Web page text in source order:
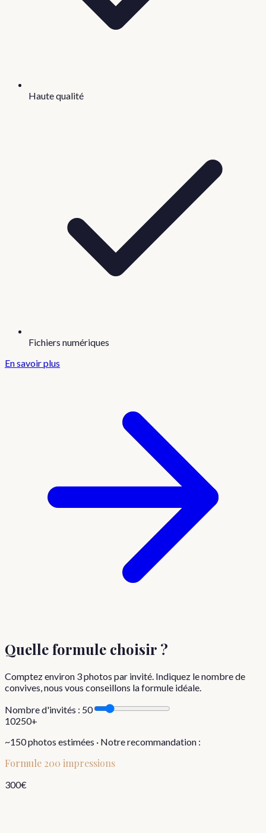
Haute qualité
Fichiers numériques
En savoir plus
Quelle formule choisir ?
Comptez environ 3photos par invité. Indiquez le nombre de
convives, nous vous conseillons la formule idéale.
Nombre d'invités : 50
10250+
~150photos estimées · Notre recommandation :
Formule 200 impressions
300€